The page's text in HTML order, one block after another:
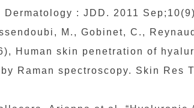
Dermatology : JDD. 2011
M., Gobinet, C.,
Human skin penetration of
Raman spectroscopy. Skin Res